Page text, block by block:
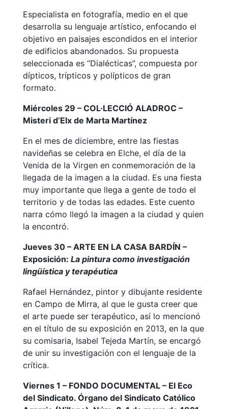
Especialista en fotografía, medio en el que
desarrolla su lenguaje artístico, enfocando el
objetivo en paisajes escondidos en el interior
de edificios abandonados. Su propuesta
seleccionada es “Dialécticas”, compuesta por
dípticos, trípticos y polípticos de gran
formato.
Miércoles 29 – COL·LECCIÓ ALADROC –
Misteri d’Elx de Marta Martínez
En el mes de diciembre, entre las fiestas
navideñas se celebra en Elche, el día de la
Venida de la Virgen en conmemoración de la
llegada de la imagen a la ciudad. Es una fiesta
muy importante que llega a gente de todo el
territorio y de todas las edades. Este cuento
narra cómo llegó la imagen a la ciudad y quien
la encontró.
Jueves 30 – ARTE EN LA CASA BARDÍN –
Exposición: La pintura como investigación
lingüística y terapéutica
Rafael Hernández, pintor y dibujante residente
en Campo de Mirra, al que le gusta creer que
el arte puede ser terapéutico, así lo mencionó
en el título de su exposición en 2013, en la que
su comisaria, Isabel Tejeda Martín, se encargó
de unir su investigación con el lenguaje de la
crítica.
Viernes 1 – FONDO DOCUMENTAL – El Eco
del Sindicato. Órgano del Sindicato Católico